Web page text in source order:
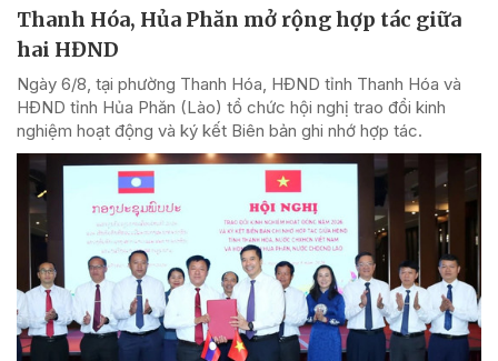
Thanh Hóa, Hủa Phăn mở rộng hợp tác giữa
hai HĐND
Ngày 6/8, tại phường Thanh Hóa, HĐND tỉnh Thanh Hóa và
HĐND tỉnh Hủa Phăn (Lào) tổ chức hội nghị trao đổi kinh
nghiệm hoạt động và ký kết Biên bản ghi nhớ hợp tác.